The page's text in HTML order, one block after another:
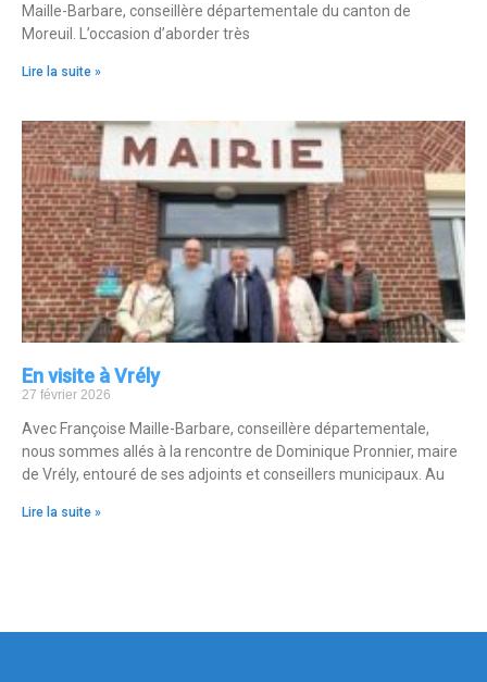
Maille-Barbare, conseillère départementale du canton de
Moreuil. L’occasion d’aborder très
Lire la suite »
En visite à Vrély
27 février 2026
Avec Françoise Maille-Barbare, conseillère départementale,
nous sommes allés à la rencontre de Dominique Pronnier, maire
de Vrély, entouré de ses adjoints et conseillers municipaux. Au
Lire la suite »